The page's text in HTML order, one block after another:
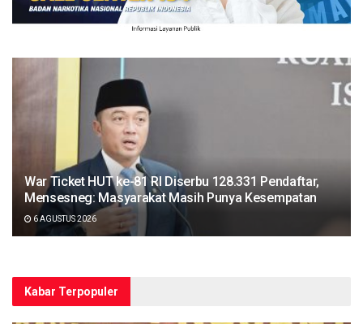
War Ticket HUT ke-81 RI Diserbu 128.331 Pendaftar,
Mensesneg: Masyarakat Masih Punya Kesempatan
6 AGUSTUS 2026
Kabar Terpopuler